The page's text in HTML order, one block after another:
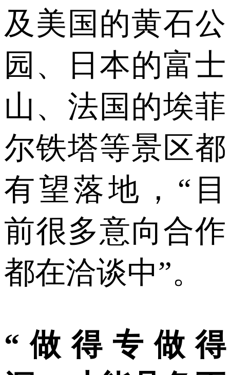
及美国的黄石公
园、日本的富士
山、法国的埃菲
尔铁塔等景区都
有望落地，“目
前很多意向合作
都在洽谈中”。
“做得专做得